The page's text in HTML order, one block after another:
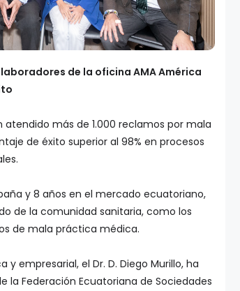
de la oficina AMA América
atendido más de 1.000 reclamos por mala
de éxito superior al 98% en procesos
y 8 años en el mercado ecuatoriano,
de la comunidad sanitaria, como los
de mala práctica médica.
empresarial, el Dr. D. Diego Murillo, ha
Federación Ecuatoriana de Sociedades